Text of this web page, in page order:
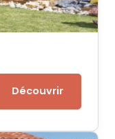
Découvrir